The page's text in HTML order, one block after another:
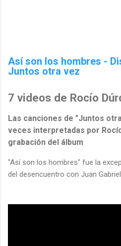
Así son los hombres -
Juntos otra vez
7 videos de Rocío
Las canciones de "Juntos
veces interpretadas por
grabación del álbum
"Así son los hombres" fue la
del desencuentro con Juan